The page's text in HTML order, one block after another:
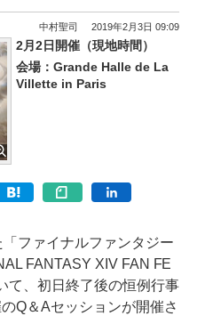
中村聖司 2019年2月3日 09:09
2月2日開催（現地時間）
会場：Grande Halle de La
Villette in Paris
ファイナルファンタジー
FANTASY XIV FAN FE
て、初日終了後の恒例行事
Q＆Aセッションが開催さ